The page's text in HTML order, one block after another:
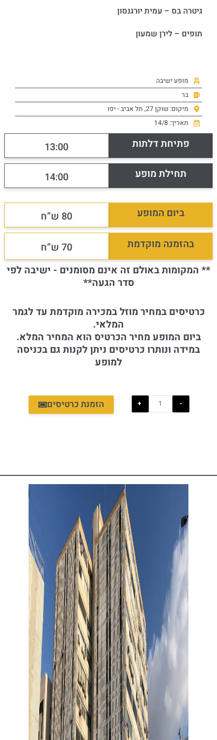
גיטרה בס – עמית יורגנסון
תופים – לירן שמעון
מופע ישיבה
בר
מיקום: שוקן 27, תל אביב - יפו
תאריך: 14/8
פתיחת דלתות
13:00
תחילת מופע
14:00
ביום המופע
80 ש”ח
בהזמנה מוקדמת
70 ש”ח
** המקומות באולם זה אינם מסומנים - ישיבה לפי
סדר הגעה**
כרטיסים במחיר מוזל במכירה מוקדמת עד לגמר
המלאי.
ביום המופע מחיר הכרטיס הוא המחיר המלא.
במידה ונותרו כרטיסים ניתן לקנות גם בכניסה
למופע
-
של
SEEDS
+ הזמנת כרטיסים